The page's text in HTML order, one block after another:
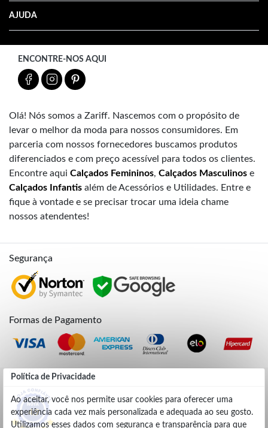
Política de Privacidade
Ao aceitar, você nos permite usar cookies para oferecer uma
experiência cada vez mais personalizada e adequada ao seu gosto.
Utilizamos esses dados com segurança e transparência para que
AJUDA
ENCONTRE-NOS AQUI
Olá! Nós somos a Zariff. Nascemos com o propósito de
levar o melhor da moda para nossos consumidores. Em
parceria com nossos fornecedores buscamos produtos
diferenciados e com preço acessível para todos os clientes.
Encontre aqui Calçados Femininos, Calçados Masculinos e
Calçados Infantis além de Acessórios e Utilidades. Entre e
fique à vontade e se precisar trocar uma ideia chame
nossos atendentes!
Segurança
Formas de Pagamento
Credibilidade
4.9